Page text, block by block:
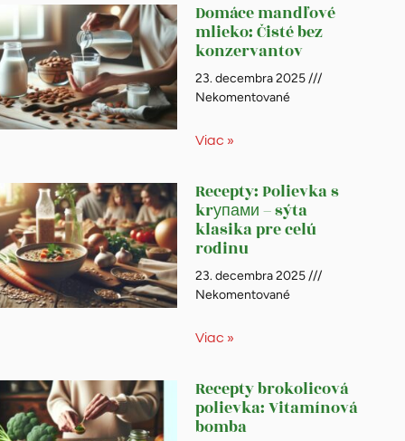
Domáce mandľové
mlieko: Čisté bez
konzervantov
23. decembra 2025
Nekomentované
Viac »
Recepty: Polievka s
krупами – sýta
klasika pre celú
rodinu
23. decembra 2025
Nekomentované
Viac »
Recepty brokolicová
polievka: Vitamínová
bomba